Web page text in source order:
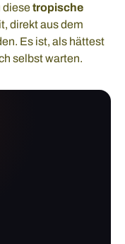
diesetropische
direkt aus dem
Es ist, als hättest
selbst warten.